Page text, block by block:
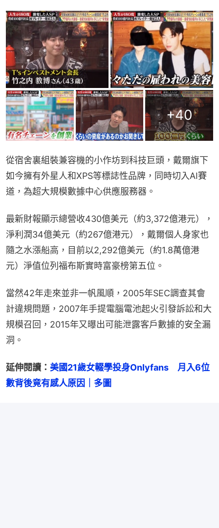
+40
從宿舍裏組裝兼容機的小作坊到科技巨頭，戴爾旗下
如今擁有外星人和XPS等標誌性品牌，同時切入AI賽
道，為超大規模數據中心供應服務器。
最新財報顯示總營收430億美元（約3,372億港元），
淨利潤34億美元（約267億港元），戴爾個人身家也
隨之水漲船高，目前以2,292億美元（約1.8萬億港
元）淨值位列福布斯實時富豪榜第五位。
當然42年走來並非一帆風順，2005年SEC調查其會
計違規問題，2007年手提電腦電池起火引發訴訟和大
規模召回，2015年又曝出可能泄露客戶數據的安全漏
洞。
延伸閱讀： 美國21歲女輟學投身Onlyfans　月入6位
數背後竟有感人原因｜多圖